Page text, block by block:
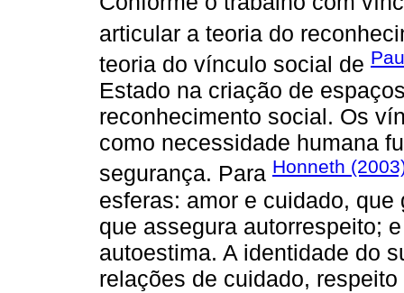
articular a teoria do
teoria do vínculo social de
Estado na criação de
reconhecimento social. Os
como necessidade humana
segurança. Para Honneth
esferas: amor e cuidado,
que assegura autorrespeito;
autoestima. A identidade do
relações de cuidado,